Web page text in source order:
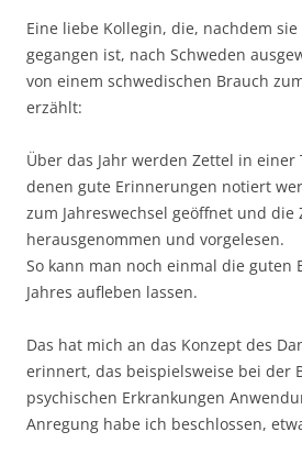
Eine liebe Kollegin, die, nachdem
gegangen ist, nach Schweden
von einem schwedischen Brauch
erzählt:
Über das Jahr werden Zettel in
denen gute Erinnerungen notiert
zum Jahreswechsel geöffnet und die
herausgenommen und vorgelesen.
So kann man noch einmal die guten
Jahres aufleben lassen.
Das hat mich an das Konzept des
erinnert, das beispielsweise bei der
psychischen Erkrankungen
Anregung habe ich beschlossen,